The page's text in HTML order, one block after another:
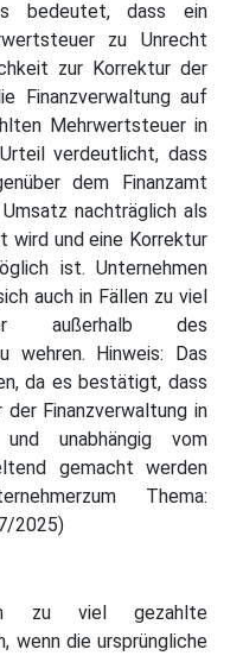
bedeutet, dass ein
zu Unrecht
zur Korrektur der
Finanzverwaltung auf
Mehrwertsteuer in
verdeutlicht, dass
dem Finanzamt
nachträglich als
wird und eine Korrektur
ist. Unternehmen
auch in Fällen zu viel
außerhalb des
wehren. Hinweis: Das
da es bestätigt, dass
Finanzverwaltung in
unabhängig vom
gemacht werden
Thema:
2025)
zu viel gezahlte
wenn die ursprüngliche